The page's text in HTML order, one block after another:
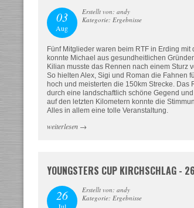
03
Aug
Erstellt von: andy
Kategorie: Ergebnisse
Fünf Mitglieder waren beim RTF in Erding mit
konnte Michael aus gesundheitlichen
Kilian musste das Rennen nach einem Sturz
So hielten Alex, Sigi und Roman die Fahnen
hoch und meisterten die 150km Strecke. Das
durch eine landschaftlich schöne Gegend
auf den letzten Kilometern konnte die
Alles in allem eine tolle Veranstaltung.
weiterlesen→
YOUNGSTERS CUP KIRCHSCHLAG -
26
Erstellt von: andy
Kategorie: Ergebnisse